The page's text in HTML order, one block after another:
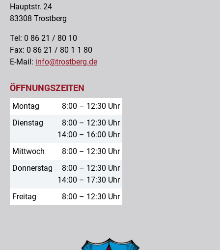
Hauptstr. 24
83308 Trostberg
Tel: 0 86 21 / 80 10
Fax: 0 86 21 / 80 1 1 80
E-Mail: info@trostberg.de
ÖFFNUNGSZEITEN
Montag
8:00 – 12:30 Uhr
Dienstag
8:00 – 12:30 Uhr
14:00 – 16:00 Uhr
Mittwoch
8:00 – 12:30 Uhr
Donnerstag
8:00 – 12:30 Uhr
14:00 – 17:30 Uhr
Freitag
8:00 – 12:30 Uhr